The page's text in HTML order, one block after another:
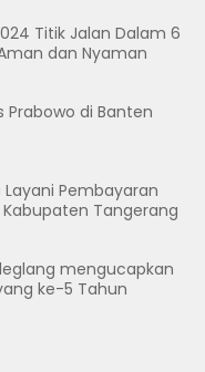
Titik Jalan Dalam 6
dan Nyaman
Prabowo di Banten
Pembayaran
Tangerang
mengucapkan
ke-5 Tahun